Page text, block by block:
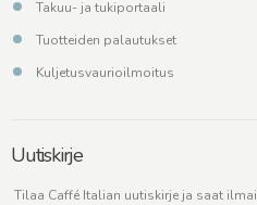
Takuu- ja tukiportaali
Tuotteiden palautukset
Kuljetusvaurioilmoitus
Uutiskirje
Tilaa Caffé Italian uutiskirje ja saat